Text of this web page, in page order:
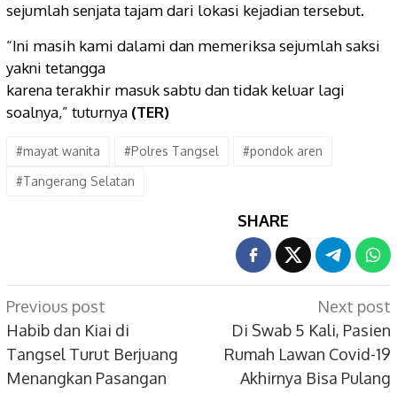
sejumlah senjata tajam dari lokasi kejadian tersebut.
“Ini masih kami dalami dan memeriksa sejumlah saksi
yakni tetangga
karena terakhir masuk sabtu dan tidak keluar lagi
soalnya,” tuturnya (TER)
#mayat wanita #Polres Tangsel
#pondok aren
#Tangerang Selatan
SHARE
Post
navigation
Previous post
Habib dan Kiai di
Tangsel Turut Berjuang
Menangkan Pasangan
Next post
Di Swab 5 Kali, Pasien
Rumah Lawan Covid-19
Akhirnya Bisa Pulang